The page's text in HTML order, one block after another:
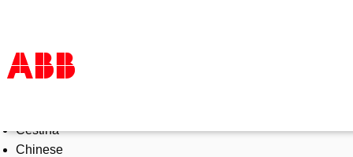
Products & Solutions
Industries
Čeština
Chinese